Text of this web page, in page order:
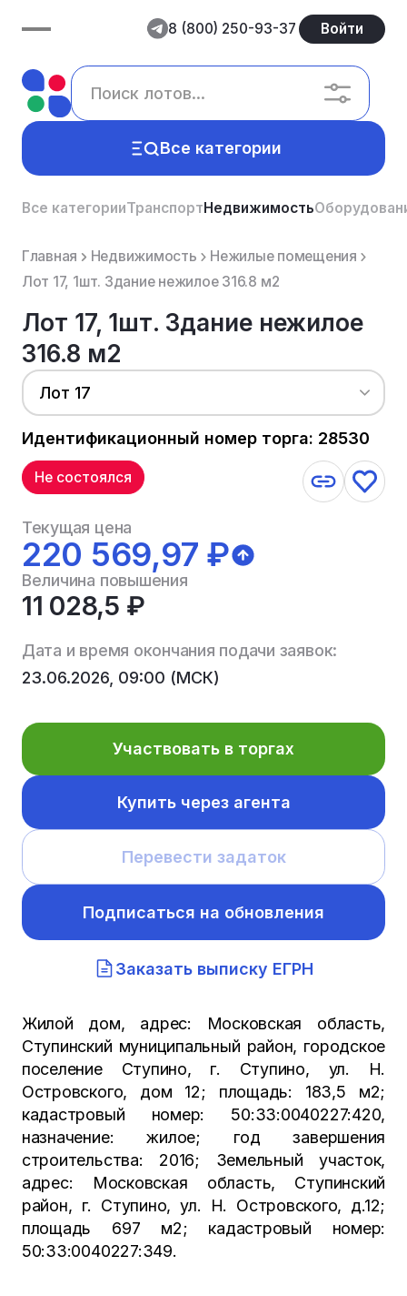
8 (800) 250-93-37 Войти
Все категории
Все категорииТранспортНедвижимость
Главная Недвижимость
Нежилые помещения
Лот 17, 1шт. Здание нежилое 316.8 м2
Лот 17, 1шт. Здание нежилое
316.8 м2
Лот 17
Идентификационный номер торга: 28530
Не состоялся
Текущая цена
220 569,97 ₽
Величина повышения
11 028,5 ₽
Дата и время окончания подачи заявок:
23.06.2026, 09:00 (МСК)
Участвовать в торгах
Купить через агента
Перевести задаток
Подписаться на обновления
Заказать выписку ЕГРН
Жилой дом, адрес: Московская область,
Ступинский муниципальный район, городское
поселение Ступино, г. Ступино, ул. Н.
Островского, дом 12; площадь: 183,5 м2;
кадастровый номер: 50:33:0040227:420,
назначение: жилое; год завершения
строительства: 2016; Земельный участок,
адрес: Московская область, Ступинский
район, г. Ступино, ул. Н. Островского, д.12;
площадь 697 м2; кадастровый номер:
50:33:0040227:349.